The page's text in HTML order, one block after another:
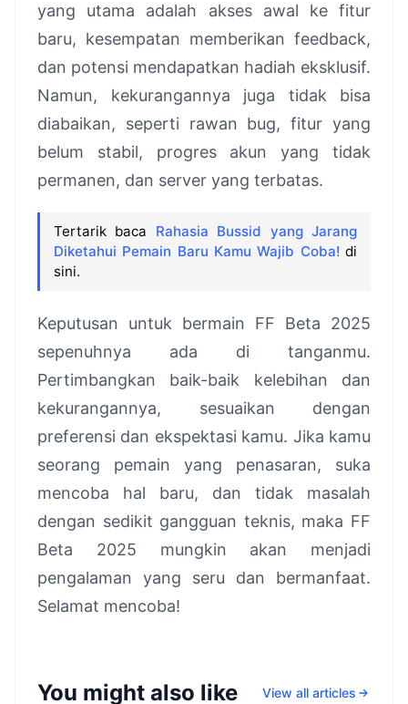
yang utama adalah akses awal ke fitur
baru, kesempatan memberikan feedback,
dan potensi mendapatkan hadiah eksklusif.
Namun, kekurangannya juga tidak bisa
diabaikan, seperti rawan bug, fitur yang
belum stabil, progres akun yang tidak
permanen, dan server yang terbatas.
Tertarik baca Rahasia Bussid yang Jarang
Diketahui Pemain Baru Kamu Wajib Coba! di
sini.
Keputusan untuk bermain FF Beta 2025
sepenuhnya ada di tanganmu.
Pertimbangkan baik-baik kelebihan dan
kekurangannya, sesuaikan dengan
preferensi dan ekspektasi kamu. Jika kamu
seorang pemain yang penasaran, suka
mencoba hal baru, dan tidak masalah
dengan sedikit gangguan teknis, maka FF
Beta 2025 mungkin akan menjadi
pengalaman yang seru dan bermanfaat.
Selamat mencoba!
You might also like View all articles